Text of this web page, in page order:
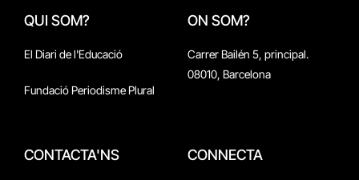
QUI SOM?
El Diari de l'Educació
Fundació Periodisme Plural
ON SOM?
Carrer Bailén 5, principal.
08010, Barcelona
CONTACTA'NS CONNECTA